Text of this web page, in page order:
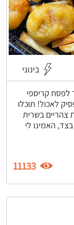
בינוני
לפסח קריספי
לאכול! תוכלו
צהריים בשרית
האמינו לי
11133